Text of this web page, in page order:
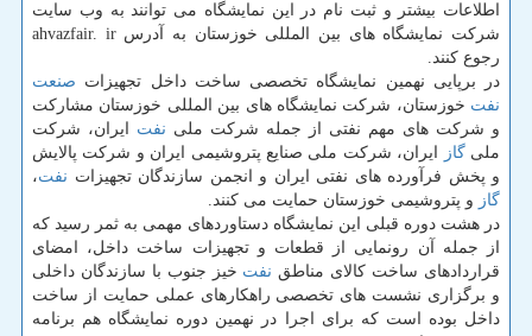
اطلاعات بیشتر و ثبت نام در این نمایشگاه می توانند به وب سایت
شركت نمایشگاه های بین المللی خوزستان به آدرس ahvazfair. ir
رجوع كنند.
در برپایی نهمین نمایشگاه تخصصی ساخت داخل تجهیزات صنعت
نفت خوزستان، شركت نمایشگاه های بین المللی خوزستان مشاركت
و شركت های مهم نفتی از جمله شركت ملی نفت ایران، شركت
ملیگاز
ایران، شركت ملی صنایع پتروشیمی ایران و شركت پالایش
و پخش فرآورده های نفتی ایران و انجمن سازندگان تجهیزات نفت،
گاز و پتروشیمی خوزستان حمایت می كنند.
در هشت دوره قبلی این نمایشگاه دستاوردهای مهمی به ثمر رسید كه
از جمله آن رونمایی از قطعات و تجهیزات ساخت داخل، امضای
قراردادهای ساخت كالای مناطق نفت خیز جنوب با سازندگان داخلی
و برگزاری نشست های تخصصی راهكارهای عملی حمایت از ساخت
داخل بوده است كه برای اجرا در نهمین دوره نمایشگاه هم برنامه